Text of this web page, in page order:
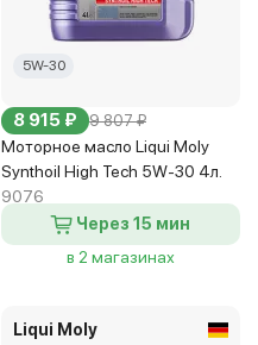
5W-30
8 915 ₽ 9 807 ₽
Моторное масло Liqui Moly
Synthoil High Tech 5W-30 4л.
9076
Через 15 мин
в 2 магазинах
Liqui Moly